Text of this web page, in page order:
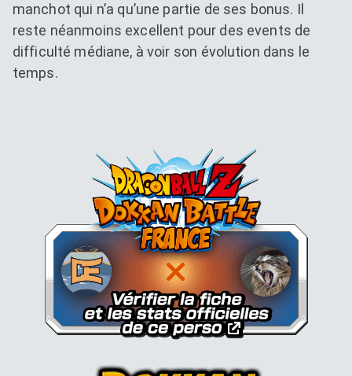
manchot qui n’a qu’une partie de ses bonus. Il
reste néanmoins excellent pour des events de
difficulté médiane, à voir son évolution dans le
temps.
Dokkan Essentials x Dragon